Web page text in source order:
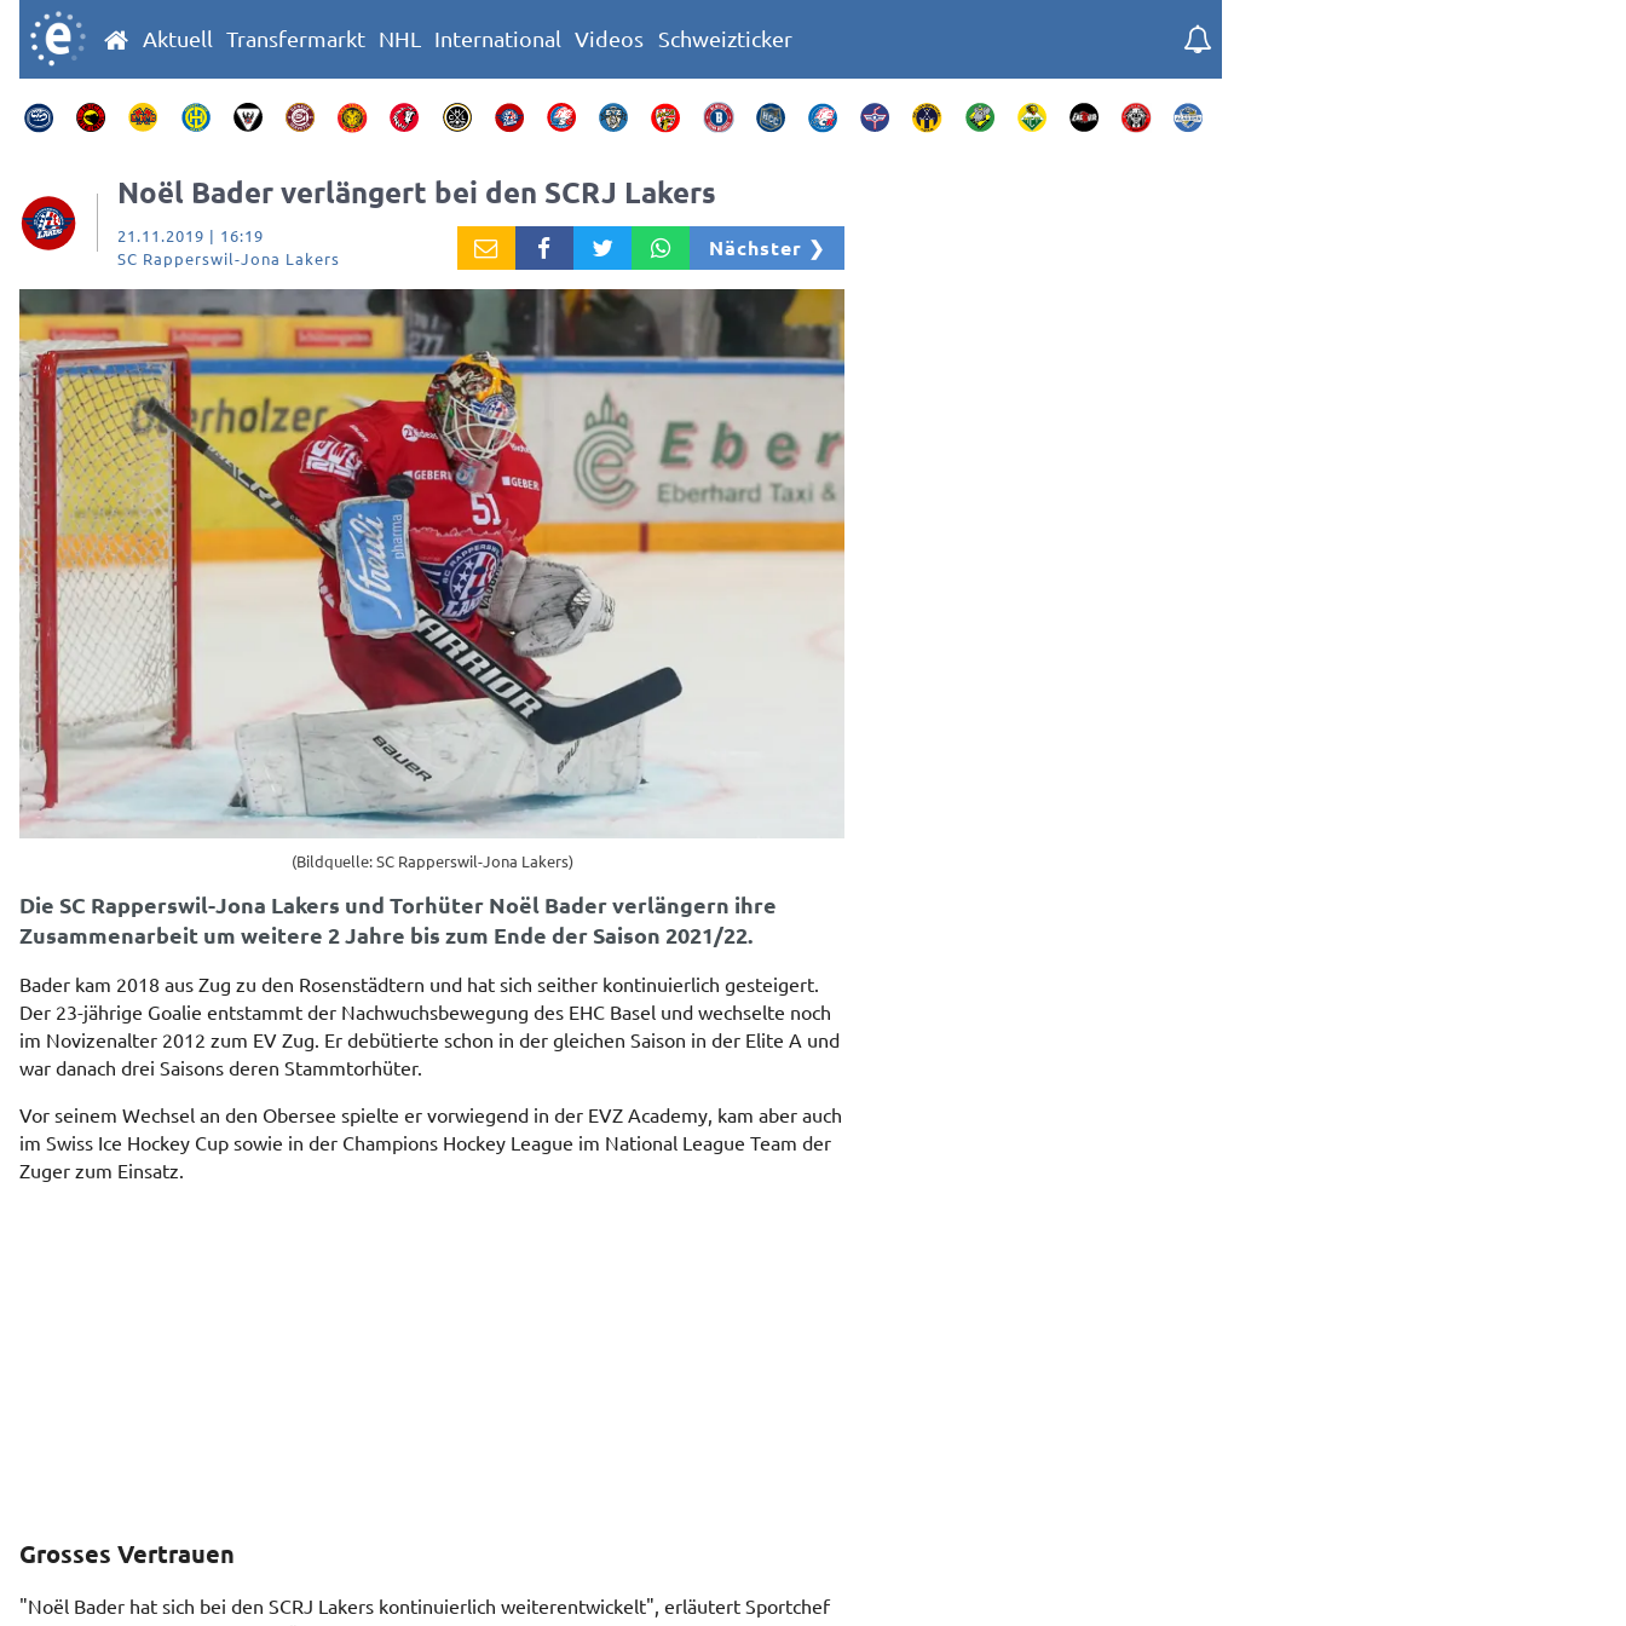
Aktuell Transfermarkt NHL International Videos Schweizticker
Noël Bader verlängert bei den SCRJ Lakers
21.11.2019 | 16:19
SC Rapperswil-Jona Lakers
Nächster ❯
(Bildquelle: SC Rapperswil-Jona Lakers)
Die SC Rapperswil-Jona Lakers und Torhüter Noël Bader verlängern ihre
Zusammenarbeit um weitere 2 Jahre bis zum Ende der Saison 2021/22.
Bader kam 2018 aus Zug zu den Rosenstädtern und hat sich seither kontinuierlich gesteigert.
Der 23-jährige Goalie entstammt der Nachwuchsbewegung des EHC Basel und wechselte noch
im Novizenalter 2012 zum EV Zug. Er debütierte schon in der gleichen Saison in der Elite A und
war danach drei Saisons deren Stammtorhüter.
Vor seinem Wechsel an den Obersee spielte er vorwiegend in der EVZ Academy, kam aber auch
im Swiss Ice Hockey Cup sowie in der Champions Hockey League im National League Team der
Zuger zum Einsatz.
Grosses Vertrauen
"Noël Bader hat sich bei den SCRJ Lakers kontinuierlich weiterentwickelt", erläutert Sportchef